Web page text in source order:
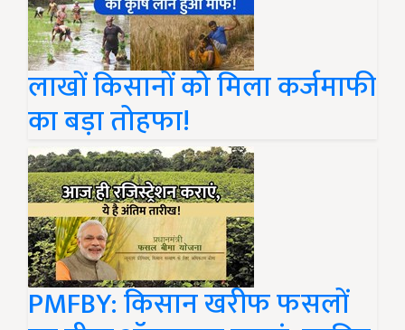
लाखों किसानों को मिला कर्जमाफी
का बड़ा तोहफा!
PMFBY: किसान खरीफ फसलों